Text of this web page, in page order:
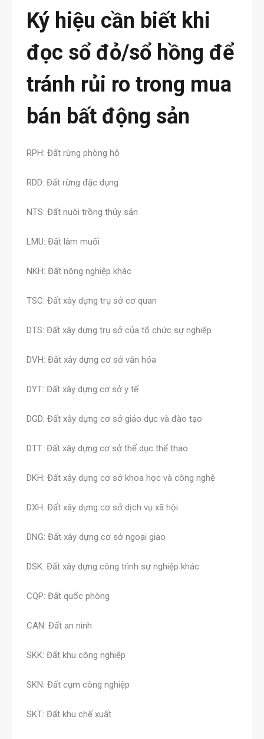
Ký hiệu cần biết khi
đọc sổ đỏ/sổ hồng để
tránh rủi ro trong mua
bán bất động sản
RPH: Đất rừng phòng hộ
RDD: Đất rừng đặc dụng
NTS: Đất nuôi trồng thủy sản
LMU: Đất làm muối
NKH: Đất nông nghiệp khác
TSC: Đất xây dựng trụ sở cơ quan
DTS: Đất xây dựng trụ sở của tổ chức sự nghiệp
DVH: Đất xây dựng cơ sở văn hóa
DYT: Đất xây dựng cơ sở y tế
DGD: Đất xây dựng cơ sở giáo dục và đào tạo
DTT: Đất xây dựng cơ sở thể dục thể thao
DKH: Đất xây dựng cơ sở khoa học và công nghệ
DXH: Đất xây dựng cơ sở dịch vụ xã hội
DNG: Đất xây dựng cơ sở ngoại giao
DSK: Đất xây dựng công trình sự nghiệp khác
CQP: Đất quốc phòng
CAN: Đất an ninh
SKK: Đất khu công nghiệp
SKN: Đất cụm công nghiệp
SKT: Đất khu chế xuất